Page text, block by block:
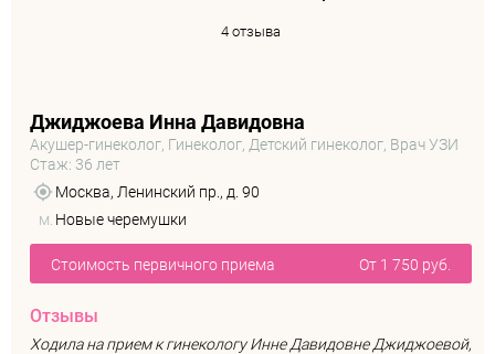
4 отзыва
Джиджоева Инна Давидовна
Акушер-гинеколог, Гинеколог, Детский гинеколог, Врач УЗИ
Стаж: 36 лет
Москва, Ленинский пр., д. 90
м. Новые черемушки
Стоимость первичного приема От 1 750 руб.
Отзывы
Ходила на прием к гинекологу Инне Давидовне Джиджоевой,